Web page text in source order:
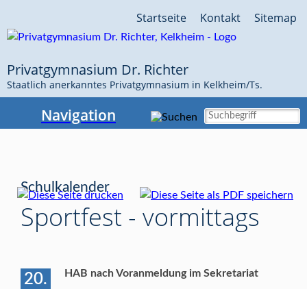
überspringen
Sitemap
Kontakt
Startseite
Privatgymnasium Dr. Richter
Staatlich anerkanntes Privatgymnasium in Kelkheim/Ts.
Navigation
Schulkalender
Sportfest - vormittags
20. HAB nach Voranmeldung im Sekretariat